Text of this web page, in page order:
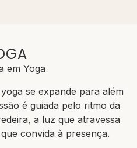
em Yoga
se expande para além
é guiada pelo ritmo da
a luz que atravessa
convida à presença.